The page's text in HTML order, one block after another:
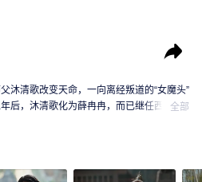
沐清歌改变天命，一向离经叛道的“女魔头”
后，沐清歌化为薛冉冉，而已继任西山派
全部